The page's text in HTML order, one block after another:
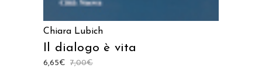
Chiara Lubich
Il dialogo è vita
7,00€
6,65€